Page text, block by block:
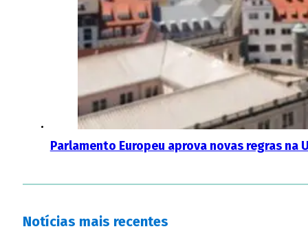
Parlamento Europeu aprova novas regras
Notícias mais recentes